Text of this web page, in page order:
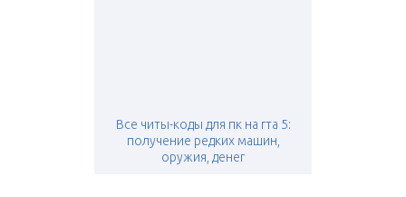
Все читы-коды для пк на гта 5:
получение редких машин,
оружия, денег